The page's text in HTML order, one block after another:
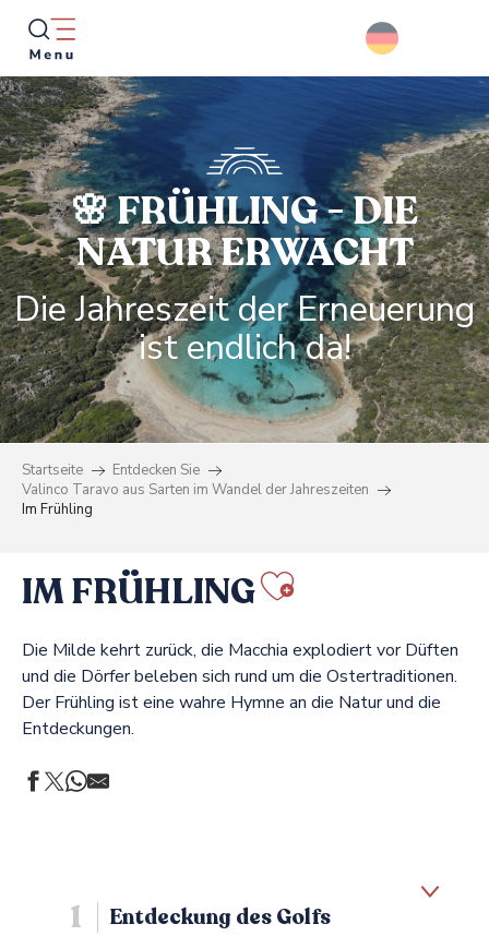
Aller
contenu
principal
Suche
🌸 FRÜHLING - DIE
NATUR ERWACHT
Die Jahreszeit der Erneuerung
ist endlich da!
Startseite
Entdecken Sie
Valinco Taravo aus Sarten im Wandel der Jahreszeiten
Im Frühling
IM FRÜHLING Ajouter
Die Milde kehrt zurück, die Macchia explodiert vor Düften
und die Dörfer beleben sich rund um die Ostertraditionen.
Der Frühling ist eine wahre Hymne an die Natur und die
Entdeckungen.
1 Entdeckung des Golfs